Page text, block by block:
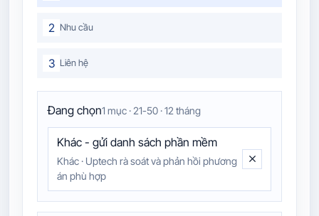
2 Nhu cầu
3 Liên hệ
Đang chọn1 mục · 21-50 · 12 tháng
Khác - gửi danh sách phần mềm
Khác · Uptech rà soát và phản hồi phương
án phù hợp